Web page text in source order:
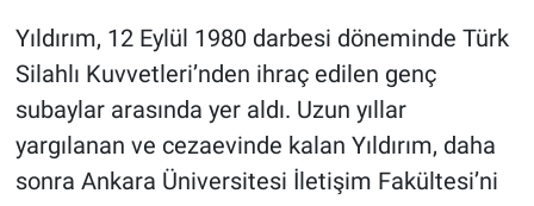
Yıldırım, 12 Eylül 1980 darbesi döneminde Türk
Silahlı Kuvvetleri’nden ihraç edilen genç
subaylar arasında yer aldı. Uzun yıllar
yargılanan ve cezaevinde kalan Yıldırım, daha
sonra Ankara Üniversitesi İletişim Fakültesi’ni
Kültür Sanat
Nedir